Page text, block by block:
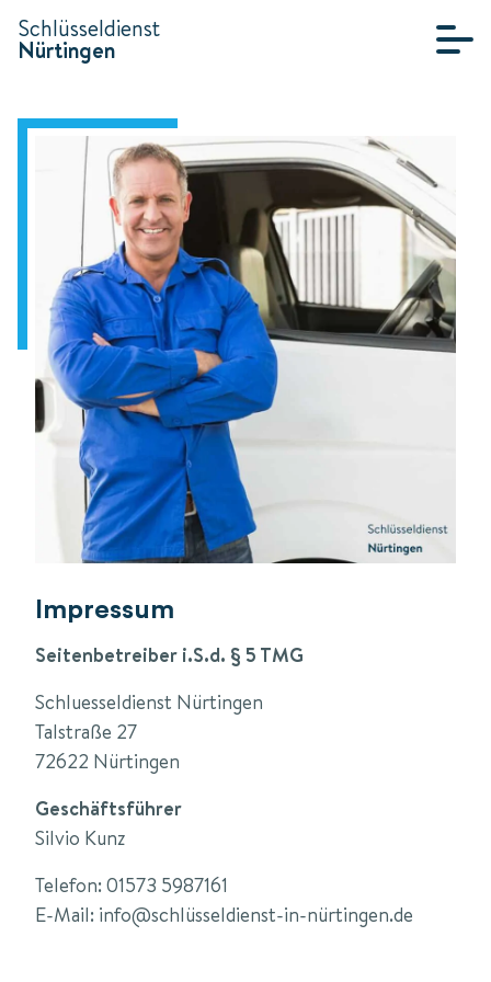
Schlüsseldienst
Nürtingen
KONTAKT
ÜBER UNS
Impressum
Seitenbetreiber i.S.d. § 5 TMG
Schluesseldienst Nürtingen
Talstraße 27
72622 Nürtingen
Geschäftsführer
Silvio Kunz
Telefon: 01573 5987161
E-Mail: info@schlüsseldienst-in-nürtingen.de